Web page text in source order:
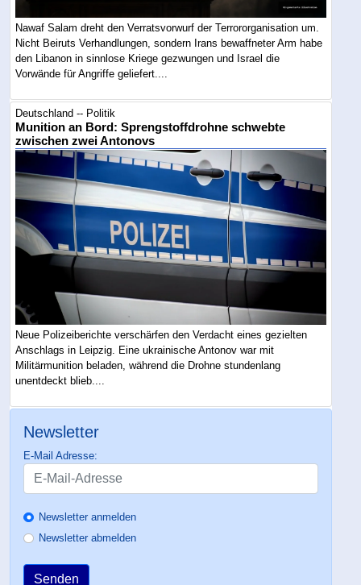
Nawaf Salam dreht den Verratsvorwurf der Terrororganisation um.
Nicht Beiruts Verhandlungen, sondern Irans bewaffneter Arm habe
den Libanon in sinnlose Kriege gezwungen und Israel die
Vorwände für Angriffe geliefert....
Deutschland -- Politik
Munition an Bord: Sprengstoffdrohne schwebte
zwischen zwei Antonovs
Neue Polizeiberichte verschärfen den Verdacht eines gezielten
Anschlags in Leipzig. Eine ukrainische Antonov war mit
Militärmunition beladen, während die Drohne stundenlang
unentdeckt blieb....
Newsletter
E-Mail Adresse:
Newsletter anmelden
Newsletter abmelden
Senden